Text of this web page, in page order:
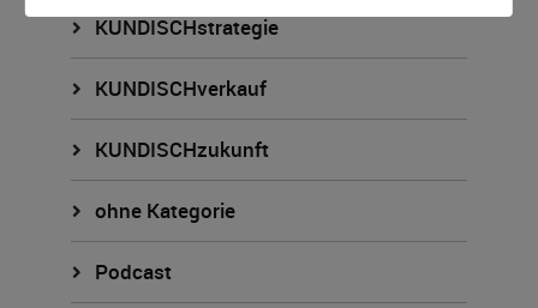
KUNDISCHstrategie
KUNDISCHverkauf
KUNDISCHzukunft
ohne Kategorie
Podcast